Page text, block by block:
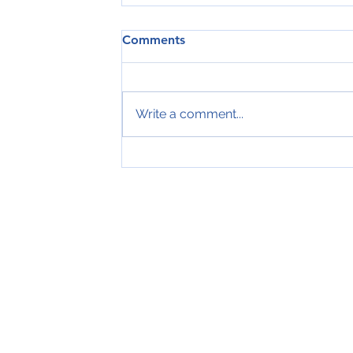
Comments
Write a comment...